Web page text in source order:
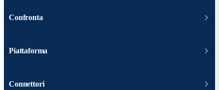
Confronta
Piattaforma
Connettori